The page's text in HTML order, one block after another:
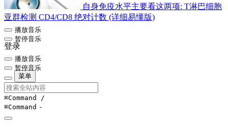
自身免疫水平主要看这两项: T淋巴细胞
亚群检测 CD4/CD8 绝对计数 (详细易懂版)
播放音乐
暂停音乐
登录
播放音乐
暂停音乐
菜单
⌘Command /
⌘Command -